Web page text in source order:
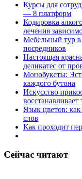
Курсы для
— 8 платформ
Кодировка
лечения
Мебельный тур в
посредников
Настоящая
деликатес от
Монобукеты:
каждого бутона
Искусство
Язык цветов: как
слов
Как проходит
Сейчас читают